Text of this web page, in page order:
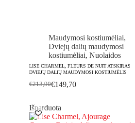
Maudymosi kostiumėliai,
Dviejų dalių maudymosi
kostiumėliai, Nuolaidos
LISE CHARMEL, FLEURS DE NUIT ATSKIRAS
DVIEJŲ DALIŲ MAUDYMOSI KOSTIUMĖLIS
€213,90Original
was:
€213,90.
€149,70
Current
is:
€149,70.
Išparduota